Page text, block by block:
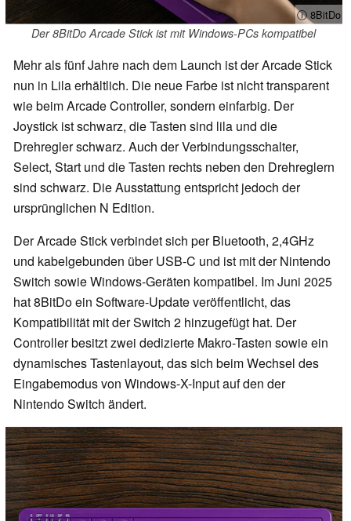
ⓘ 8BitDo
Der 8BitDo Arcade Stick ist mit Windows-PCs kompatibel
Mehr als fünf Jahre nach dem Launch ist der Arcade Stick
nun in Lila erhältlich. Die neue Farbe ist nicht transparent
wie beim Arcade Controller, sondern einfarbig. Der
Joystick ist schwarz, die Tasten sind lila und die
Drehregler schwarz. Auch der Verbindungsschalter,
Select, Start und die Tasten rechts neben den Drehreglern
sind schwarz. Die Ausstattung entspricht jedoch der
ursprünglichen N Edition.
Der Arcade Stick verbindet sich per Bluetooth, 2,4GHz
und kabelgebunden über USB-C und ist mit der Nintendo
Switch sowie Windows-Geräten kompatibel. Im Juni 2025
hat 8BitDo ein Software-Update veröffentlicht, das
Kompatibilität mit der Switch 2 hinzugefügt hat. Der
Controller besitzt zwei dedizierte Makro-Tasten sowie ein
dynamisches Tastenlayout, das sich beim Wechsel des
Eingabemodus von Windows-X-Input auf den der
Nintendo Switch ändert.